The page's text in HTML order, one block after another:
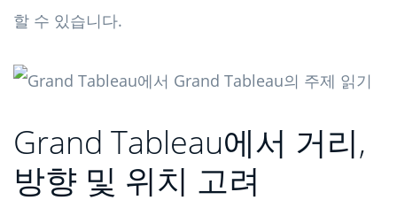
할 수 있습니다.
Grand Tableau에서 거리,
방향 및 위치 고려